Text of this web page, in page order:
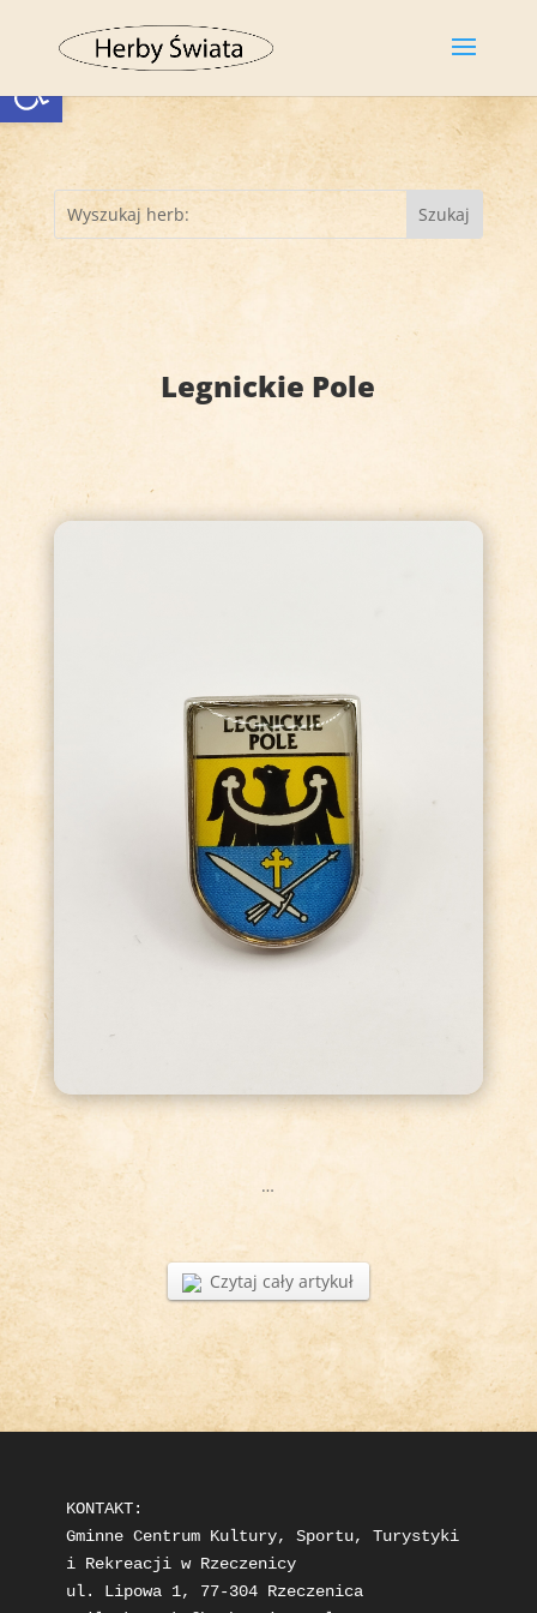
Otwórz pasek narzędzi
Legnickie Pole
…
Czytaj cały artykuł
KONTAKT:
Gminne Centrum Kultury, Sportu, Turystyki
i Rekreacji w Rzeczenicy
ul. Lipowa 1, 77-304 Rzeczenica